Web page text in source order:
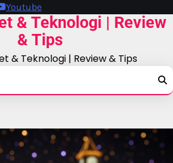
Youtube
& Teknologi | Review
& Tips
& Teknologi | Review & Tips